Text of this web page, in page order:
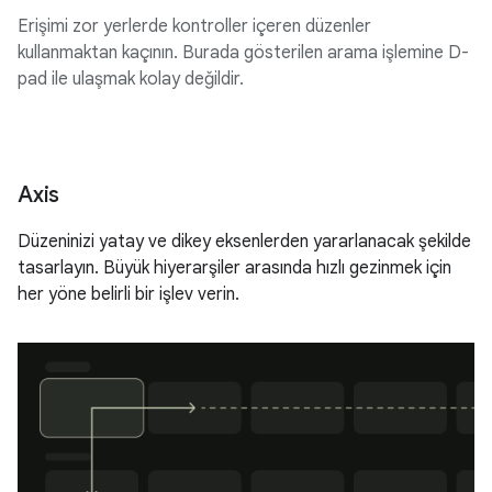
Erişimi zor yerlerde kontroller içeren düzenler
kullanmaktan kaçının. Burada gösterilen arama işlemine D-
pad ile ulaşmak kolay değildir.
Axis
Düzeninizi yatay ve dikey eksenlerden yararlanacak şekilde
tasarlayın. Büyük hiyerarşiler arasında hızlı gezinmek için
her yöne belirli bir işlev verin.